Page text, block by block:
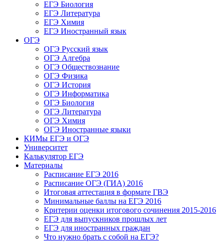
ЕГЭ Биология
ЕГЭ Литература
ЕГЭ Химия
ЕГЭ Иностранный язык
ОГЭ
ОГЭ Русский язык
ОГЭ Алгебра
ОГЭ Обществознание
ОГЭ Физика
ОГЭ История
ОГЭ Информатика
ОГЭ Биология
ОГЭ Литература
ОГЭ Химия
ОГЭ Иностранные языки
КИМы ЕГЭ и ОГЭ
Университет
Калькулятор ЕГЭ
Материалы
Расписание ЕГЭ 2016
Расписание ОГЭ (ГИА) 2016
Итоговая аттестация в формате ГВЭ
Минимальные баллы на ЕГЭ 2016
Критерии оценки итогового сочинения 2015-2016
ЕГЭ для выпускников прошлых лет
ЕГЭ для иностранных граждан
Что нужно брать с собой на ЕГЭ?